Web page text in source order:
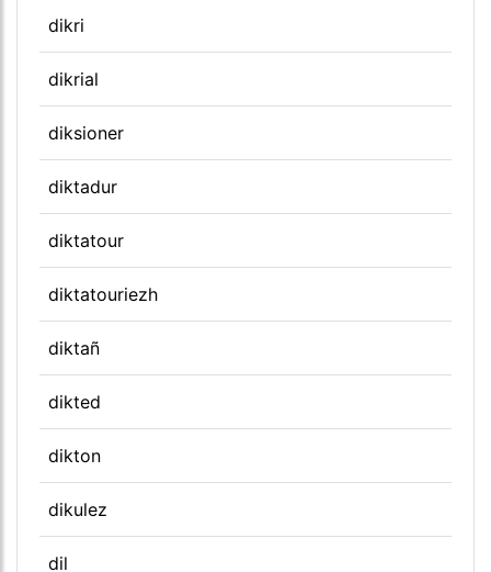
dikri
dikrial
diksioner
diktadur
diktatour
diktatouriezh
diktañ
dikted
dikton
dikulez
dil